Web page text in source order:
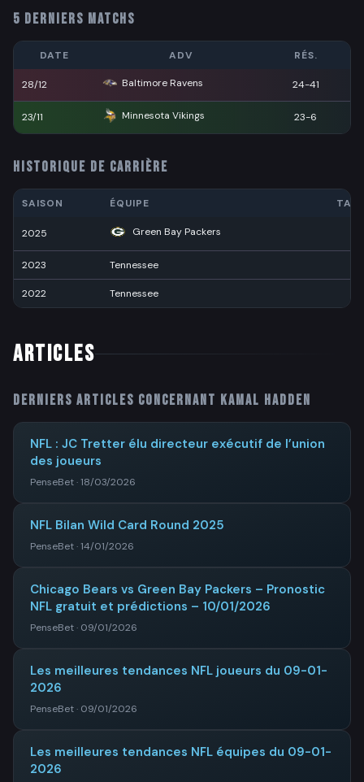
5 DERNIERS MATCHS
DATE ADV RÉS.
28/12 Baltimore Ravens 24-41
23/11 Minnesota Vikings 23-6
HISTORIQUE DE CARRIÈRE
SAISON ÉQUIPE
2025 Green Bay Packers
2023 Tennessee
2022 Tennessee
ARTICLES
Derniers articles concernant Kamal Hadden
NFL : JC Tretter élu directeur exécutif de l’union
des joueurs
PenseBet · 18/03/2026
NFL Bilan Wild Card Round 2025
PenseBet · 14/01/2026
Chicago Bears vs Green Bay Packers – Pronostic
NFL gratuit et prédictions – 10/01/2026
PenseBet · 09/01/2026
Les meilleures tendances NFL joueurs du 09-01-
2026
PenseBet · 09/01/2026
Les meilleures tendances NFL équipes du 09-01-
2026